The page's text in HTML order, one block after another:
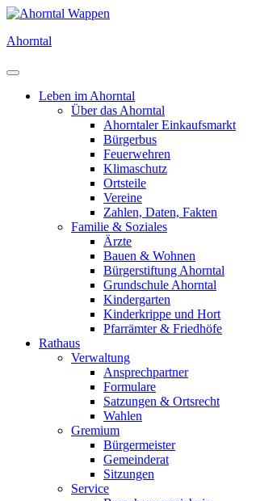
Direkt
Inhalt
Ahorntal
Leben im Ahorntal
Über das Ahorntal
Ahorntaler Einkaufsmarkt
Bürgerbus
Feuerwehren
Klimaschutz
Ortsteile
Vereine
Zahlen, Daten, Fakten
Familie & Soziales
Ärzte
Bauen & Wohnen
Bürgerstiftung Ahorntal
Grundschule Ahorntal
Kindergarten
Kinderkrippe und Hort
Pfarrämter & Friedhöfe
Rathaus
Verwaltung
Ansprechpartner
Formulare
Satzungen & Ortsrecht
Wahlen
Gremium
Bürgermeister
Gemeinderat
Sitzungen
Service